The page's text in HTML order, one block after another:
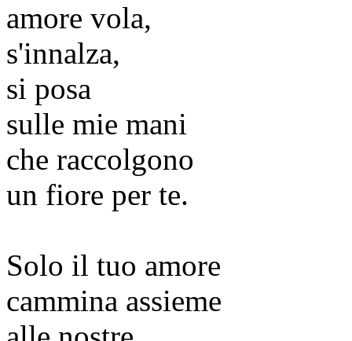
amore vola,
s'innalza,
si posa
sulle mie mani
che raccolgono
un fiore per te.
Solo il tuo amore
cammina assieme